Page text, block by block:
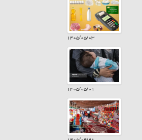
۱۴۰۵/۰۵/۰۳
۱۴۰۵/۰۵/۰۱